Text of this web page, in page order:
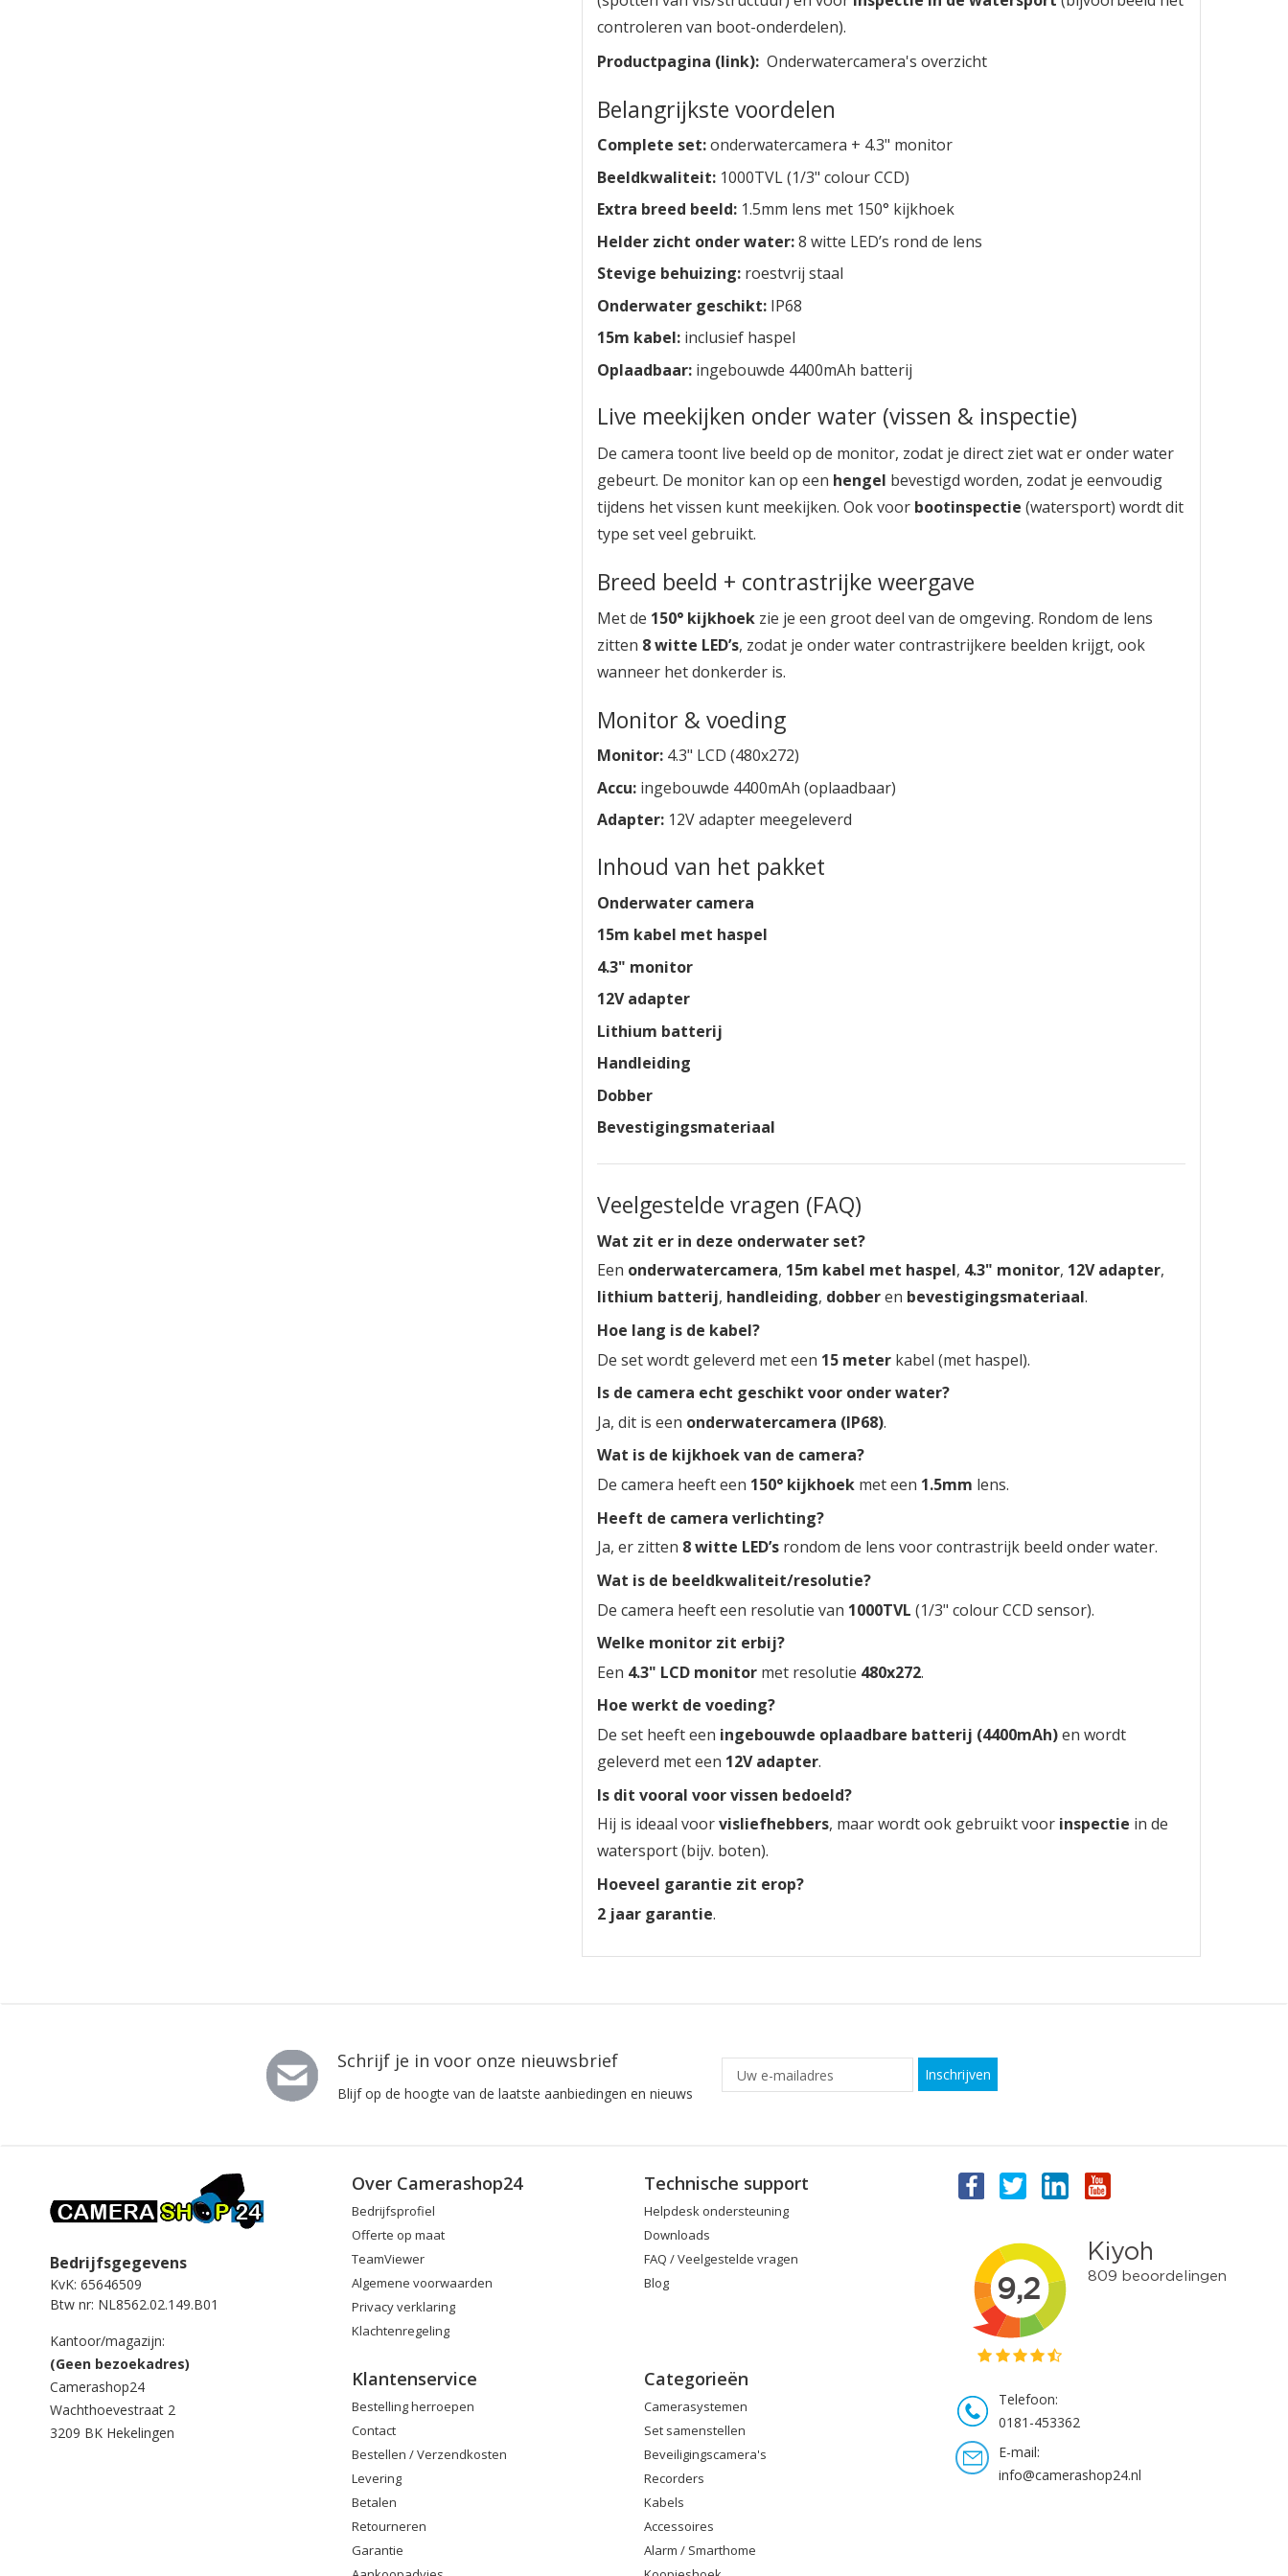
controleren van boot-onderdelen).
Productpagina (link): Onderwatercamera's overzicht
Belangrijkste voordelen
Complete set:onderwatercamera + 4.3" monitor
Beeldkwaliteit: 1000TVL (1/3" colour CCD)
Extra breed beeld: 1.5mm lens met 150° kijkhoek
Helder zicht onder water:8 witte LED’s rond de lens
Stevige behuizing: roestvrij staal
Onderwater geschikt: IP68
15m kabel: inclusief haspel
Oplaadbaar: ingebouwde 4400mAh batterij
Live meekijken onder water (vissen & inspectie)
De camera toont live beeld op de monitor, zodat je direct ziet wat er onder water
gebeurt. De monitor kan op een hengel bevestigd worden, zodat je eenvoudig
tijdens het vissen kunt meekijken. Ook voor bootinspectie (watersport) wordt dit
type set veel gebruikt.
Breed beeld + contrastrijke weergave
Met de 150° kijkhoek zie je een groot deel van de omgeving. Rondom de lens
zitten 8 witte LED’s, zodat je onder water contrastrijkere beelden krijgt, ook
wanneer het donkerder is.
Monitor & voeding
Monitor: 4.3" LCD (480x272)
Accu: ingebouwde 4400mAh (oplaadbaar)
Adapter: 12V adapter meegeleverd
Inhoud van het pakket
Onderwater camera
15m kabel met haspel
4.3" monitor
12V adapter
Lithium batterij
Handleiding
Dobber
Bevestigingsmateriaal
Veelgestelde vragen (FAQ)
Wat zit er in deze onderwater set?
Een onderwatercamera, 15m kabel met haspel, 4.3" monitor, 12V adapter,
lithium batterij, handleiding, dobberen bevestigingsmateriaal.
Hoe lang is de kabel?
De set wordt geleverd met een 15 meter kabel (met haspel).
Is de camera echt geschikt voor onder water?
Ja, dit is een onderwatercamera (IP68).
Wat is de kijkhoek van de camera?
De camera heeft een 150° kijkhoek met een 1.5mm lens.
Heeft de camera verlichting?
Ja, er zitten 8 witte LED’s rondom de lens voor contrastrijk beeld onder water.
Wat is de beeldkwaliteit/resolutie?
De camera heeft een resolutie van 1000TVL (1/3" colour CCD sensor).
Welke monitor zit erbij?
Een 4.3" LCD monitor met resolutie 480x272.
Hoe werkt de voeding?
De set heeft een ingebouwde oplaadbare batterij (4400mAh)en wordt
geleverd met een 12V adapter.
Is dit vooral voor vissen bedoeld?
Hij is ideaal voorvisliefhebbers, maar wordt ook gebruikt voor inspectie in de
watersport (bijv. boten).
Hoeveel garantie zit erop?
2 jaar garantie.
Schrijf je in voor onze nieuwsbrief
Blijf op de hoogte van de laatste aanbiedingen en nieuws
Inschrijven
Bedrijfsgegevens
KvK: 65646509
Btw nr: NL8562.02.149.B01
Kantoor/magazijn:
(Geen bezoekadres)
Camerashop24
Wachthoevestraat 2
3209 BK Hekelingen
Over Camerashop24
Bedrijfsprofiel
Offerte op maat
TeamViewer
Algemene voorwaarden
Privacy verklaring
Klachtenregeling
Technische support
Helpdesk ondersteuning
Downloads
FAQ / Veelgestelde vragen
Blog
Klantenservice
Bestelling herroepen
Contact
Bestellen / Verzendkosten
Levering
Betalen
Retourneren
Garantie
Categorieën
Camerasystemen
Set samenstellen
Beveiligingscamera's
Recorders
Kabels
Accessoires
Alarm / Smarthome
Telefoon:
0181-453362
E-mail:
info@camerashop24.nl